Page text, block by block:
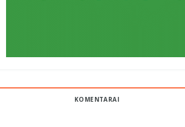
KOMENTARAI